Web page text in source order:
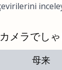
メラでしゃ
母来